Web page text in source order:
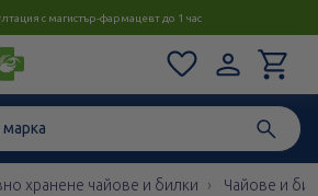
с магистър-фармацевт до 1 час
хранене чайове и билки Чайове и